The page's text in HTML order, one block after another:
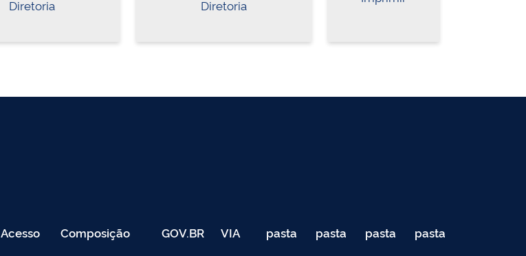
Diretoria
Diretoria
Acesso Composição GOV.BR VIA pasta
de
pasta
de
pasta
de
pasta
de